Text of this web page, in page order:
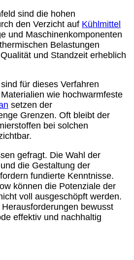
sind die hohen
den Verzicht auf Kühlmittel
und Maschinenkomponenten
Belastungen
und Standzeit erheblich
für dieses Verfahren
wie hochwarmfeste
setzen der
Grenzen. Oft bleibt der
bei solchen
gefragt. Die Wahl der
die Gestaltung der
fundierte Kenntnisse.
können die Potenziale der
voll ausgeschöpft werden.
bewusst
effektiv und nachhaltig